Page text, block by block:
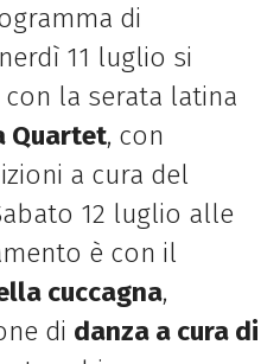
di
11 luglio si
con la serata latina
Quartet, con
a cura del
12 luglio alle
è con il
cuccagna,
di danza a cura di